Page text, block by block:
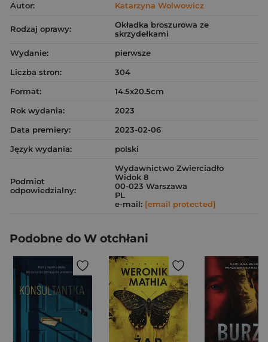
Autor:
Katarzyna Wolwowicz
Rodzaj oprawy:
Okładka broszurowa ze
skrzydełkami
Wydanie:
pierwsze
Liczba stron:
304
Format:
14.5x20.5cm
Rok wydania:
2023
Data premiery:
2023-02-06
Język wydania:
polski
Podmiot
odpowiedzialny:
Wydawnictwo Zwierciadło
Widok 8
00-023 Warszawa
PL
e-mail: [email protected]
Podobne do W otchłani